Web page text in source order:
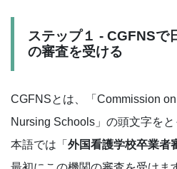
ステップ１ - CGFNSで
の審査を受ける
CGFNSとは、「Commission
Nursing Schools」の頭文字を
本語では「 外国看護学校卒業者